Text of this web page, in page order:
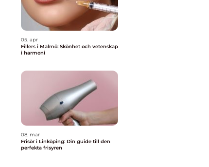
05. apr
Fillers i Malmö: Skönhet och vetenskap
i harmoni
08. mar
Frisör i Linköping: Din guide till den
perfekta frisyren